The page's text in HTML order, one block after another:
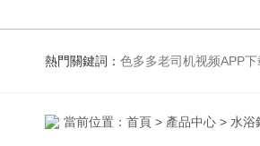
熱門關鍵詞： 色多多老司机视频APP下载，大容量離心機，大容量振蕩器，
當前位置： 首頁 > 產品中心 > 水浴